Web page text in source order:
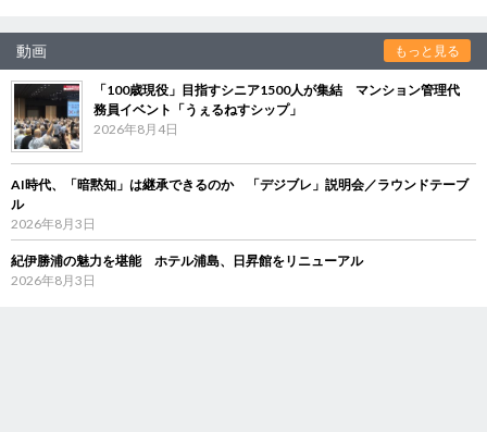
動画 もっと見る
「100歳現役」目指すシニア1500人が集結 マンション管理代
務員イベント「うぇるねすシップ」
2026年8月4日
AI時代、「暗黙知」は継承できるのか 「デジブレ」説明会／ラウンドテーブ
ル
2026年8月3日
紀伊勝浦の魅力を堪能 ホテル浦島、日昇館をリニューアル
2026年8月3日